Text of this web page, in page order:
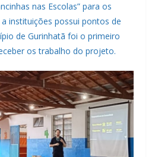
nas Escolas” para os
instituições possui pontos de
de Gurinhatã foi o primeiro
os trabalho do projeto.